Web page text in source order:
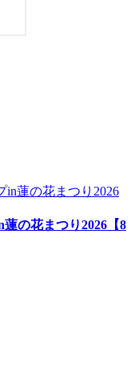
の花まつり2026【8